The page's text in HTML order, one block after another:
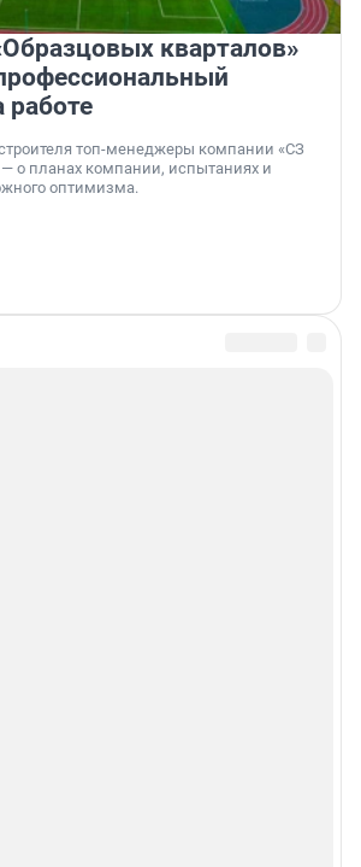
кварталов»
работе
топ-менеджеры компании «СЗ
— о планах компании, испытаниях и
оптимизма.